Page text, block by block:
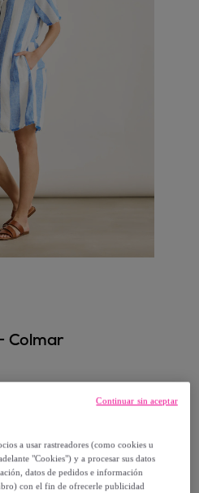
Colmar
a usar rastreadores (como cookies u
"Cookies") y a procesar sus datos
datos de pedidos e información
con el fin de ofrecerle publicidad
Continuar sin aceptar